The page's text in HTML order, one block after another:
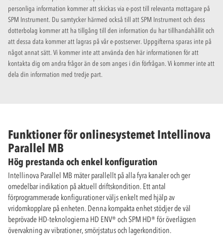
personliga information kommer att skickas via e-post till relevanta mottagare på
SPM Instrument. Du samtycker härmed också till att SPM Instrument och dess
dotterbolag kommer att ha tillgång till den information du har tillhandahållit och
att dessa data kommer att lagras på vår e-postserver. Uppgifterna sparas inte på
något annat sätt. Vi kommer inte att använda den här informationen för att
kontakta dig om andra frågor än de som anges i din förfrågan. Vi kommer inte att
dela din information med tredje part.
Funktioner för onlinesystemet Intellinova
Parallel MB
Hög prestanda och enkel konfiguration
Intellinova Parallel MB mäter parallellt på alla fyra kanaler och ger
omedelbar indikation på aktuell driftskondition. Ett antal
förprogrammerade konfigurationer väljs enkelt med hjälp av
vridomkopplare på enheten. Denna kompakta enhet stödjer de väl
beprövade HD-teknologierna HD ENV® och SPM HD® för överlägsen
övervakning av vibrationer, smörjstatus och lagerkondition.